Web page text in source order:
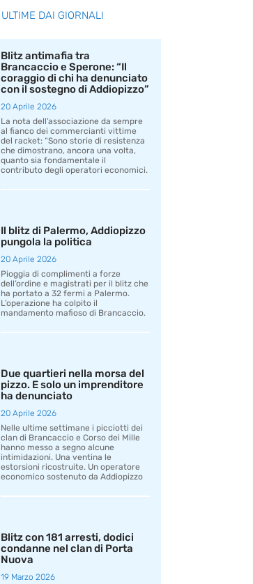
ULTIME DAI GIORNALI
Blitz antimafia tra
Brancaccio e Sperone: “Il
coraggio di chi ha denunciato
con il sostegno di Addiopizzo”
20 Aprile 2026
La nota dell’associazione da sempre
al fianco dei commercianti vittime
del racket: “Sono storie di resistenza
che dimostrano, ancora una volta,
quanto sia fondamentale il
contributo degli operatori economici.
Il blitz di Palermo, Addiopizzo
pungola la politica
20 Aprile 2026
Pioggia di complimenti a forze
dell’ordine e magistrati per il blitz che
ha portato a 32 fermi a Palermo.
L’operazione ha colpito il
mandamento mafioso di Brancaccio.
Due quartieri nella morsa del
pizzo. E solo un imprenditore
ha denunciato
20 Aprile 2026
Nelle ultime settimane i picciotti dei
clan di Brancaccio e Corso dei Mille
hanno messo a segno alcune
intimidazioni. Una ventina le
estorsioni ricostruite. Un operatore
economico sostenuto da Addiopizzo
Blitz con 181 arresti, dodici
condanne nel clan di Porta
Nuova
19 Marzo 2026